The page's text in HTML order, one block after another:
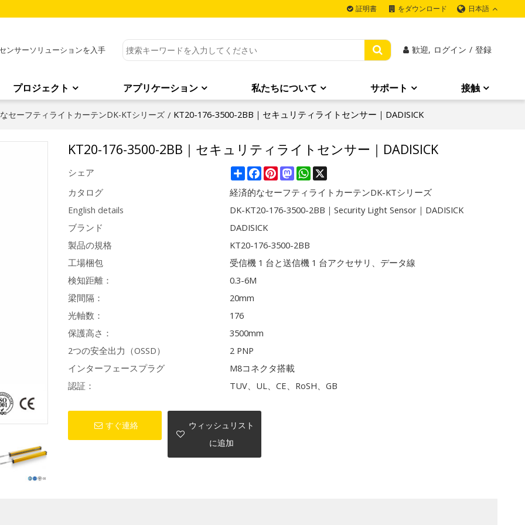
証明書 をダウンロード 日本語
ンサーソリューションを入手 歓迎, ログイン / 登録
プロジェクト アプリケーション 私たちについて サポート 接触
セーフティライトカーテンDK-KTシリーズ / KT20-176-3500-2BB｜セキュリティライトセンサー｜DADISICK
KT20-176-3500-2BB｜セキュリティライトセンサー｜DADISICK
シェア ShareFacebook
PinterestMastodonWhatsApp
カタログ
経済的なセーフティライトカーテンDK-KTシリーズ
English details
DK-KT20-176-3500-2BB｜Security Light Sensor｜DADISICK
ブランド
DADISICK
製品の規格
KT20-176-3500-2BB
工場梱包
受信機 1 台と送信機 1 台アクセサリ、データ線
検知距離：
0.3-6M
梁間隔：
20mm
光軸数：
176
保護高さ：
3500mm
2つの安全出力（OSSD）
2 PNP
インターフェースプラグ
M8コネクタ搭載
認証：
TUV、UL、CE、RoSH、GB
すぐ連絡
ウィッシュリスト
に追加